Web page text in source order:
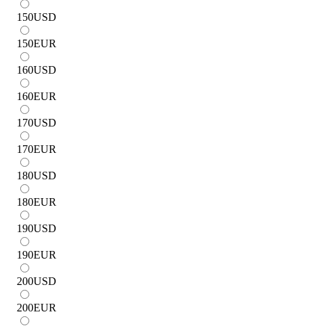
150USD
150EUR
160USD
160EUR
170USD
170EUR
180USD
180EUR
190USD
190EUR
200USD
200EUR